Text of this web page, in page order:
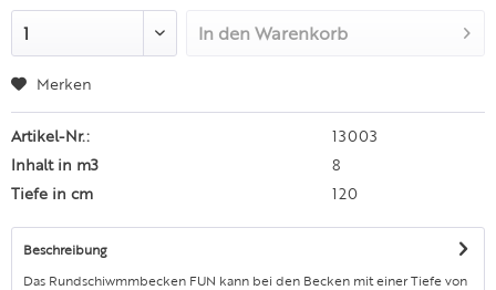
In den Warenkorb
Merken
Artikel-Nr.:
13003
Inhalt in m3
8
Tiefe in cm
120
Beschreibung
Das Rundschiwmmbecken FUN kann bei den Becken mit einer Tiefe von